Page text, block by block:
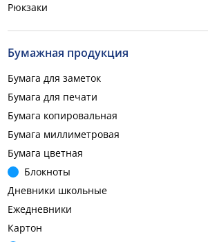
Рюкзаки
Бумажная продукция
Бумага для заметок
Бумага для печати
Бумага копировальная
Бумага миллиметровая
Бумага цветная
Блокноты
Дневники школьные
Ежедневники
Картон